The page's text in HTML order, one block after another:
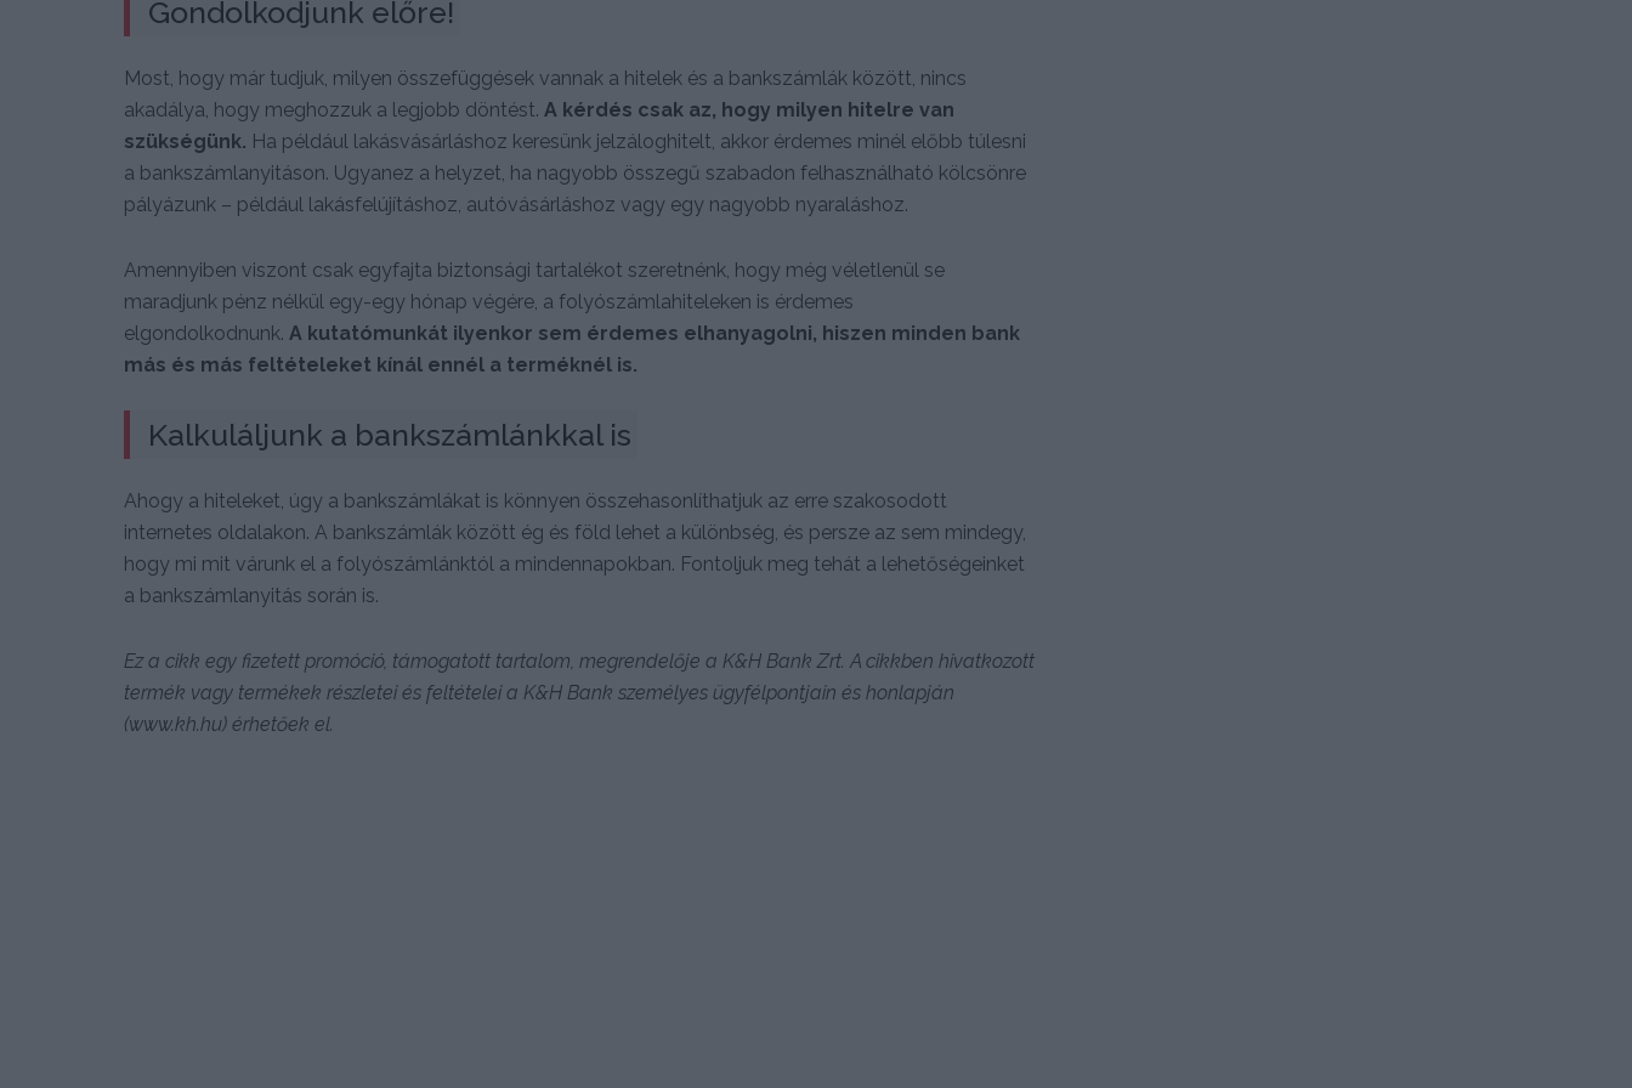
Gondolkodjunk előre!
Most, hogy már tudjuk, milyen összefüggések vannak a hitelek és a bankszámlák között, nincs
akadálya, hogy meghozzuk a legjobb döntést. A kérdés csak az, hogy milyen hitelre van
szükségünk. Ha például lakásvásárláshoz keresünk jelzáloghitelt, akkor érdemes minél előbb túlesni
a bankszámlanyitáson. Ugyanez a helyzet, ha nagyobb összegű szabadon felhasználható kölcsönre
pályázunk – például lakásfelújításhoz, autóvásárláshoz vagy egy nagyobb nyaraláshoz.
Amennyiben viszont csak egyfajta biztonsági tartalékot szeretnénk, hogy még véletlenül se
maradjunk pénz nélkül egy-egy hónap végére, a folyószámlahiteleken is érdemes
elgondolkodnunk. A kutatómunkát ilyenkor sem érdemes elhanyagolni, hiszen minden bank
más és más feltételeket kínál ennél a terméknél is.
Kalkuláljunk a bankszámlánkkal is
Ahogy a hiteleket, úgy a bankszámlákat is könnyen összehasonlíthatjuk az erre szakosodott
internetes oldalakon. A bankszámlák között ég és föld lehet a különbség, és persze az sem mindegy,
hogy mi mit várunk el a folyószámlánktól a mindennapokban. Fontoljuk meg tehát a lehetőségeinket
a bankszámlanyitás során is.
Ez a cikk egy fizetett promóció, támogatott tartalom, megrendelője a K&H Bank Zrt. A cikkben hivatkozott
termék vagy termékek részletei és feltételei a K&H Bank személyes ügyfélpontjain és honlapján
(www.kh.hu) érhetőek el.